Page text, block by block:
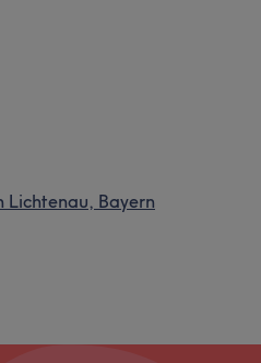
Lichtenau, Bayern